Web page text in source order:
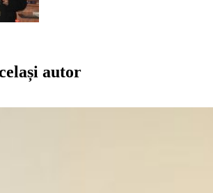
autor